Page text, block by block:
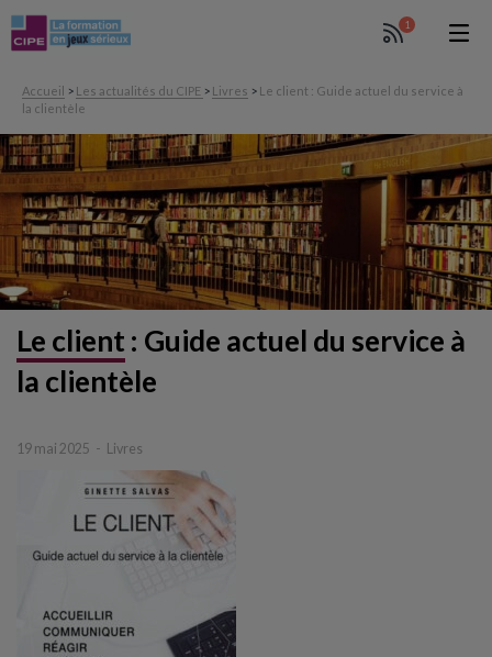
1
Accueil > Les actualités du CIPE > Livres > Le client : Guide actuel du service à
la clientèle
Le client : Guide actuel du service à
la clientèle
19 mai 2025 Livres